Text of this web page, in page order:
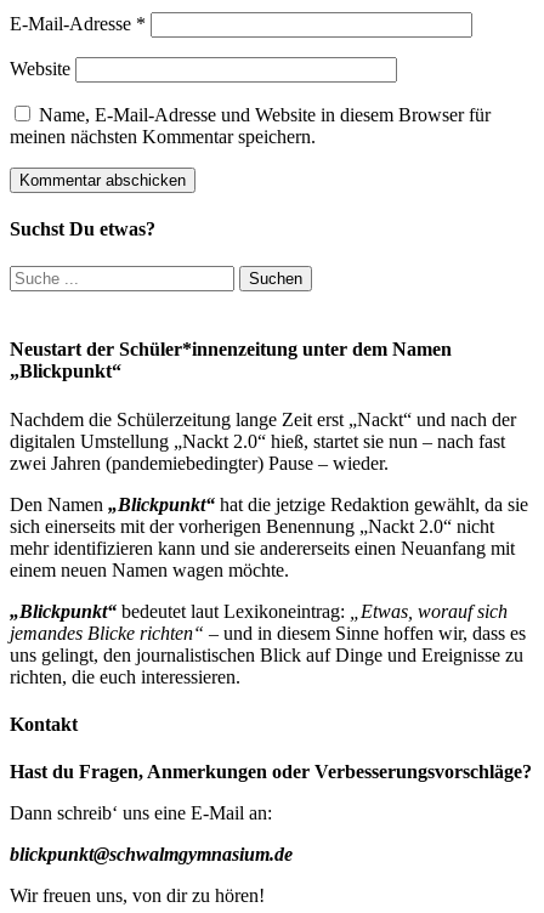
E-Mail-Adresse *
Website
Name, E-Mail-Adresse und Website in diesem Browser für
meinen nächsten Kommentar speichern.
Suchst Du etwas?
Suchen
nach:
Neustart der Schüler*innenzeitung unter dem Namen
„Blickpunkt“
Nachdem die Schülerzeitung lange Zeit erst „Nackt“ und nach der
digitalen Umstellung „Nackt 2.0“ hieß, startet sie nun – nach fast
zwei Jahren (pandemiebedingter) Pause – wieder.
Den Namen „Blickpunkt“ hat die jetzige Redaktion gewählt, da sie
sich einerseits mit der vorherigen Benennung „Nackt 2.0“ nicht
mehr identifizieren kann und sie andererseits einen Neuanfang mit
einem neuen Namen wagen möchte.
„Blickpunkt“ bedeutet laut Lexikoneintrag:
„Etwas, worauf sich
jemandes Blicke richten“ – und in diesem Sinne hoffen wir, dass es
uns gelingt, den journalistischen Blick auf Dinge und Ereignisse zu
richten, die euch interessieren.
Kontakt
Hast du Fragen, Anmerkungen oder Verbesserungsvorschläge?
Dann schreib‘ uns eine E-Mail an:
blickpunkt@schwalmgymnasium.de
Wir freuen uns, von dir zu hören!